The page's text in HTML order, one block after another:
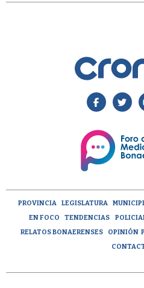
PROVINCIA LEGISLATURA
EN FOCO
TENDENCIAS
RELATOS BONAERENSES
OPINIÓN